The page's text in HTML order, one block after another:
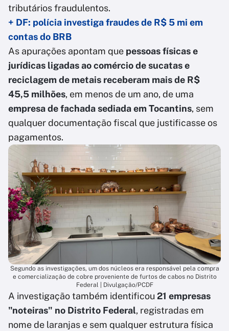
tributários fraudulentos.
+ DF: polícia investiga fraudes de R$ 5 mi em
contas do BRB
As apurações apontam que pessoas físicas e
jurídicas ligadas ao comércio de sucatas e
reciclagem de metais receberam mais de R$
45,5 milhões, em menos de um ano, de uma
empresa de fachada sediada em Tocantins, sem
qualquer documentação fiscal que justificasse os
pagamentos.
Segundo as investigações, um dos núcleos era responsável pela compra
e comercialização de cobre proveniente de furtos de cabos no Distrito
Federal | Divulgação/PCDF
A investigação também identificou 21 empresas
"noteiras" no Distrito Federal, registradas em
nome de laranjas e sem qualquer estrutura física